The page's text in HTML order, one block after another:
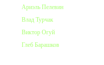
Ариэль Пелевин
Влад Турчак
Виктор Огуй
Глеб Барашков